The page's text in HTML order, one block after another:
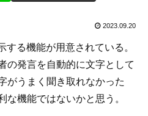
2023.09.20
る機能が用意されている。
の発言を自動的に文字として
がうまく聞き取れなかった
な機能ではないかと思う。